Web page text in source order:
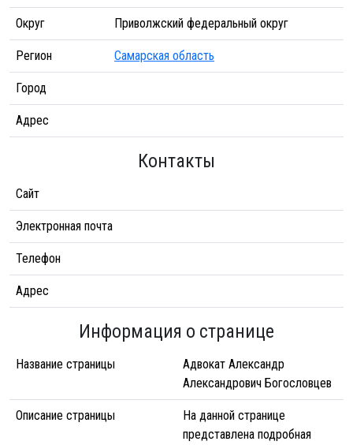
Округ Приволжский федеральный округ
Регион Самарская область
Город
Адрес
Контакты
Сайт
Электронная почта
Телефон
Адрес
Информация о странице
Название страницы
Адвокат Александр
Александрович Богословцев
Описание страницы
На данной странице
представлена подробная